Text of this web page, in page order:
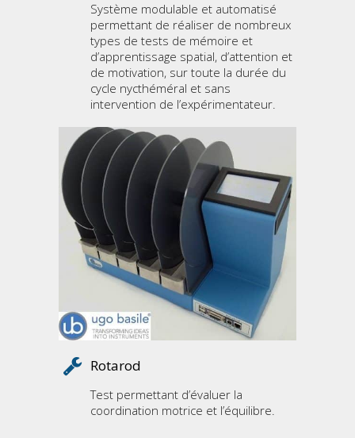
Système modulable et automatisé
permettant de réaliser de nombreux
types de tests de mémoire et
d’apprentissage spatial, d’attention et
de motivation, sur toute la durée du
cycle nycthéméral et sans
intervention de l’expérimentateur.
Rotarod
Test permettant d’évaluer la
coordination motrice et l’équilibre.